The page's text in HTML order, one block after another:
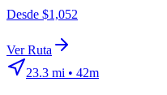
Desde $1,052
Ver Ruta
23.3 mi • 42m